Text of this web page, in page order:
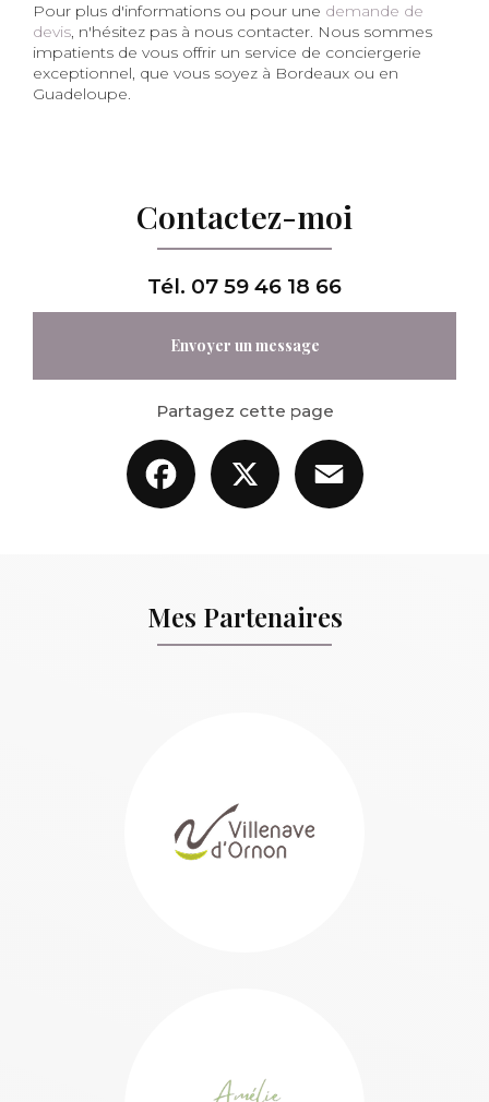
Pour plus d'informations ou pour une demande de
devis, n'hésitez pas à nous contacter. Nous sommes
impatients de vous offrir un service de conciergerie
exceptionnel, que vous soyez à Bordeaux ou en
Guadeloupe.
Contactez-moi
Tél. 07 59 46 18 66
Envoyer un message
Partagez cette page
Facebook
Mes Partenaires